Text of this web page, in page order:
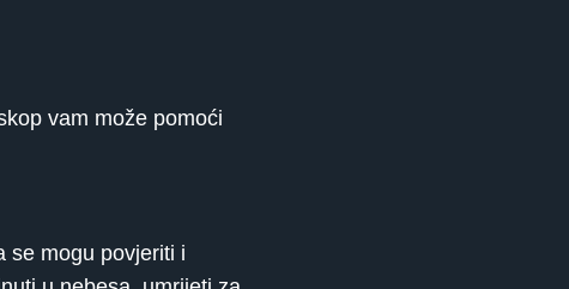
vam može pomoći
se mogu povjeriti i